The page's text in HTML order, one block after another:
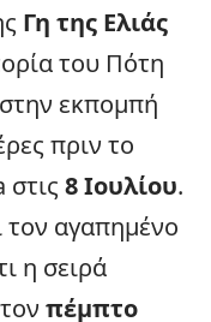
Γη της Ελιάς
του Πότη
εκπομπή
πριν το
στις 8 Ιουλίου.
αγαπημένο
η σειρά
πέμπτο